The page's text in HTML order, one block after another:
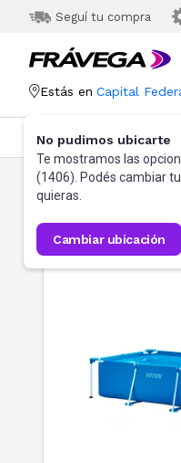
Seguí tu compra
Estás en Capital
No pudimos ubicarte
Te mostramos las
(1406). Podés cambiar
quieras.
cambiar ubicación
Categorías Más